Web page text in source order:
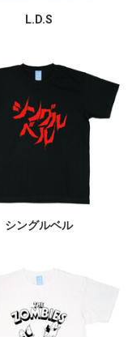
L.D.S
シングルベル